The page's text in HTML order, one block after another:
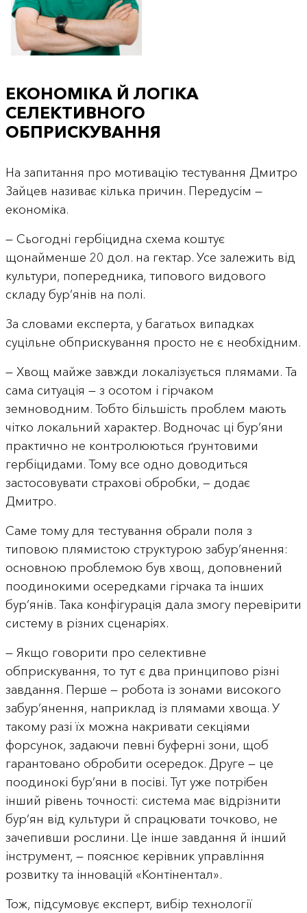
ЕКОНОМІКА Й ЛОГІКА
СЕЛЕКТИВНОГО
ОБПРИСКУВАННЯ
На запитання про мотивацію тестування Дмитро
Зайцев називає кілька причин. Передусім —
економіка.
— Сьогодні гербіцидна схема коштує
щонайменше 20 дол. на гектар. Усе залежить від
культури, попередника, типового видового
складу бур’янів на полі.
За словами експерта, у багатьох випадках
суцільне обприскування просто не є необхідним.
— Хвощ майже завжди локалізується плямами. Та
сама ситуація — з осотом і гірчаком
земноводним. Тобто більшість проблем мають
чітко локальний характер. Водночас ці бур’яни
практично не контролюються ґрунтовими
гербіцидами. Тому все одно доводиться
застосовувати страхові обробки, — додає
Дмитро.
Саме тому для тестування обрали поля з
типовою плямистою структурою забур’янення:
основною проблемою був хвощ, доповнений
поодинокими осередками гірчака та інших
бур’янів. Така конфігурація дала змогу перевірити
систему в різних сценаріях.
— Якщо говорити про селективне
обприскування, то тут є два принципово різні
завдання. Перше — робота із зонами високого
забур’янення, наприклад із плямами хвоща. У
такому разі їх можна накривати секціями
форсунок, задаючи певні буферні зони, щоб
гарантовано обробити осередок. Друге — це
поодинокі бур’яни в посіві. Тут уже потрібен
інший рівень точності: система має відрізнити
бур’ян від культури й спрацювати точково, не
зачепивши рослини. Це інше завдання й інший
інструмент, — пояснює керівник управління
розвитку та інновацій «Контінентал».
Тож, підсумовує експерт, вибір технології